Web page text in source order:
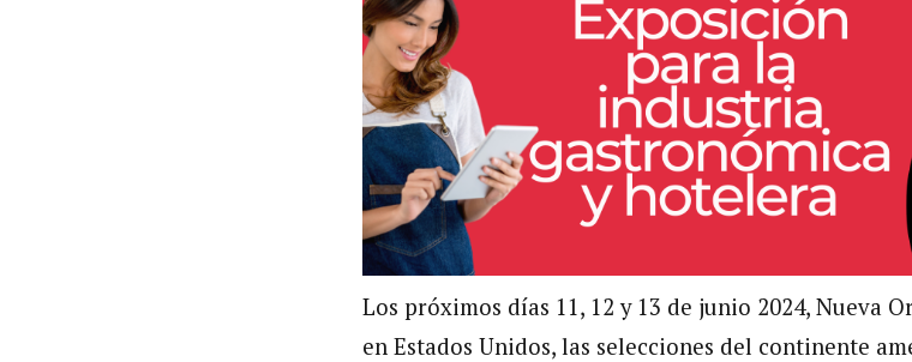
Los próximos días 11, 12 y 13 de junio 2024, Nueva
en Estados Unidos, las selecciones del continente